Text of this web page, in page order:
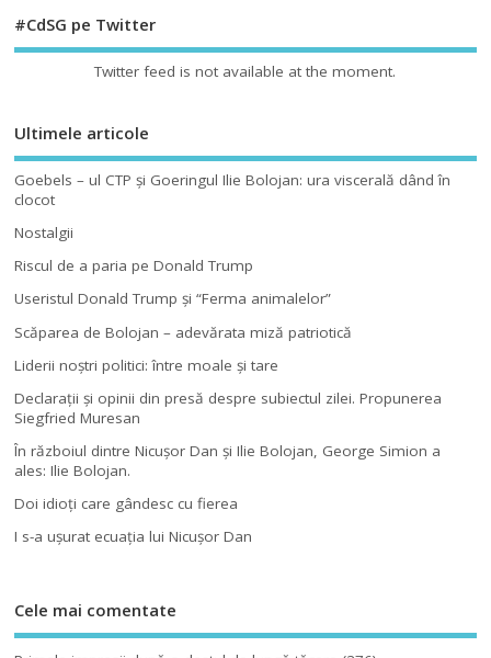
#CdSG pe Twitter
Twitter feed is not available at the moment.
Ultimele articole
Goebels – ul CTP şi Goeringul Ilie Bolojan: ura viscerală dând în
clocot
Nostalgii
Riscul de a paria pe Donald Trump
Useristul Donald Trump şi “Ferma animalelor”
Scăparea de Bolojan – adevărata miză patriotică
Liderii noştri politici: între moale şi tare
Declaraţii şi opinii din presă despre subiectul zilei. Propunerea
Siegfried Muresan
În războiul dintre Nicuşor Dan şi Ilie Bolojan, George Simion a
ales: Ilie Bolojan.
Doi idioţi care gândesc cu fierea
I s-a uşurat ecuaţia lui Nicuşor Dan
Cele mai comentate